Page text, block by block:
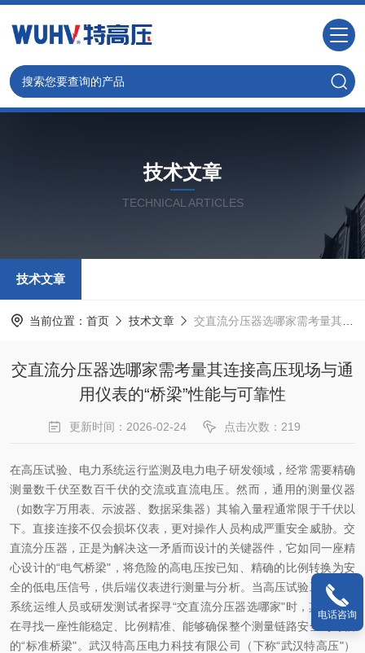
技术文章
TECHNICAL ARTICLES
技术文章
当前位置： 首页 技术文章 交直流分压器选哪家需考量其连接高压现场与通用仪表的“桥梁”性能与可靠性
交直流分压器选哪家需考量其连接高压现场与通
用仪表的“桥梁”性能与可靠性
更新时间：2026-02-24 点击次数：219
在高压试验、电力系统运行监测及电力电子研发领域，经常需要精确
测量数千伏至数百千伏的交流或直流电压。然而，通用的测量仪器
（如数字万用表、示波器、数据采集器）其输入量程通常限于千伏以
下。直接连接不仅会损坏仪表，更对操作人员构成严重安全威胁。交
直流分压器，正是为解决这一矛盾而设计的关键器件，它如同一座精
心设计的“电气桥梁"，将危险的高电压按已知、精确的比例转换为安
全的低电压信号，供后端仪表进行测量与分析。当高压试验工程师、
系统运维人员或研发测试者探寻“交直流分压器选哪家"时，其本质是
在寻找一座性能稳定、比例精准、能够确保整个测量链路安全与可信
的“标准桥梁"。武汉特高压电力科技有限公司（下称“武汉特高压"）
电话咨询